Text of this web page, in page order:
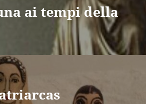
ai tempi della